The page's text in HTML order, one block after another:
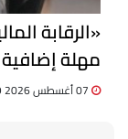
«الرقابة
مهلة إضافية